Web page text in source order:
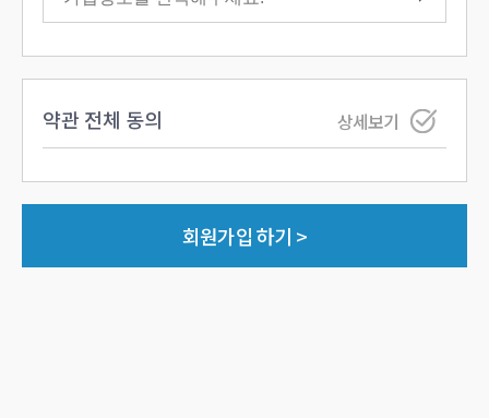
약관 전체 동의 상세보기
회원가입 하기 >